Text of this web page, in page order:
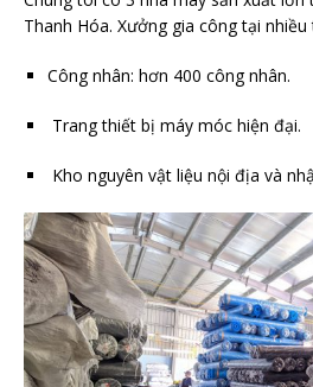
Thanh Hóa. Xưởng gia công tại
Công nhân: hơn 400 công nhân.
Trang thiết bị máy móc hiện đại.
Kho nguyên vật liệu nội địa và